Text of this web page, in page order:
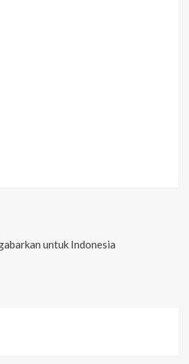
untuk Indonesia